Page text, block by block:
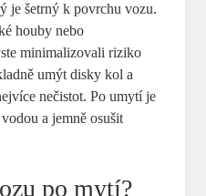
je šetrný k povrchu vozu.
houby nebo
minimalizovali riziko
umýt disky kol a
nečistot. Po umytí je
a jemně osušit
po mytí?